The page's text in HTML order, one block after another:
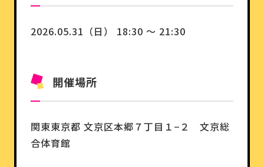
2026.05.31（日） 18:30 ～ 21:30
開催場所
関東東京都 文京区本郷７丁目１−２ 文京総
合体育館